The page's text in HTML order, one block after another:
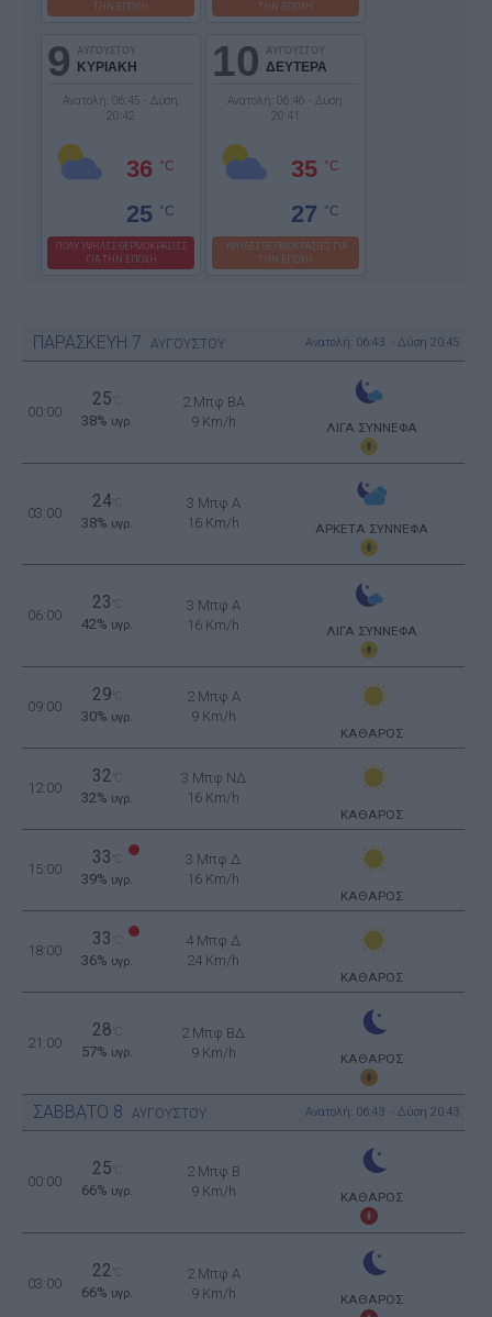
ΤΗΝ ΕΠΟΧΗ
ΤΗΝ ΕΠΟΧΗ
9 ΑΥΓΟΥΣΤΟΥ
ΚΥΡΙΑΚΗ
Ανατολή: 06:45 - Δύση:
20:42
36 °C
25 °C
ΠΟΛΥ ΥΨΗΛΕΣ ΘΕΡΜΟΚΡΑΣΙΕΣ
ΓΙΑ ΤΗΝ ΕΠΟΧΗ
10 ΑΥΓΟΥΣΤΟΥ
ΔΕΥΤΕΡΑ
Ανατολή: 06:46 - Δύση:
20:41
35 °C
27 °C
ΥΨΗΛΕΣ ΘΕΡΜΟΚΡΑΣΙΕΣ ΓΙΑ
ΤΗΝ ΕΠΟΧΗ
ΠΑΡΑΣΚΕΥΗ 7 ΑΥΓΟΥΣΤΟΥ Ανατολή: 06:43 - Δύση 20:45
00:00
25
38% υγρ.
2 Μπφ BA
9 Km/h
ΛΙΓΑ ΣΥΝΝΕΦΑ
03:00
24°C
38% υγρ.
3 Μπφ Α
16 Km/h
ΑΡΚΕΤΑ ΣΥΝΝΕΦΑ
06:00
23
42% υγρ.
3 Μπφ Α
16 Km/h
ΛΙΓΑ ΣΥΝΝΕΦΑ
09:00
29
30% υγρ.
2 Μπφ Α
9 Km/h
ΚΑΘΑΡΟΣ
12:00
32
32% υγρ.
3 Μπφ ΝΔ
16 Km/h
ΚΑΘΑΡΟΣ
15:00
33
39% υγρ.
3 Μπφ Δ
16 Km/h
ΚΑΘΑΡΟΣ
18:00
33
36% υγρ.
4 Μπφ Δ
24 Km/h
ΚΑΘΑΡΟΣ
21:00
28
57% υγρ.
2 Μπφ ΒΔ
9 Km/h
ΚΑΘΑΡΟΣ
ΣΑΒΒΑΤΟ 8 ΑΥΓΟΥΣΤΟΥ Ανατολή: 06:43 - Δύση 20:43
00:00
25
66% υγρ.
2 Μπφ B
9 Km/h
ΚΑΘΑΡΟΣ
03:00
22
66% υγρ.
2 Μπφ Α
9 Km/h
ΚΑΘΑΡΟΣ